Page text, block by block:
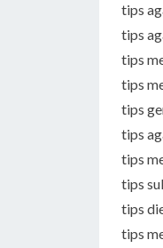
tips
tips
tips
tips
tips
tips
tips
tips
tips
tips